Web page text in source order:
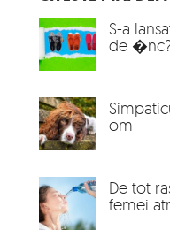
S-a
de
om
De tot
femei